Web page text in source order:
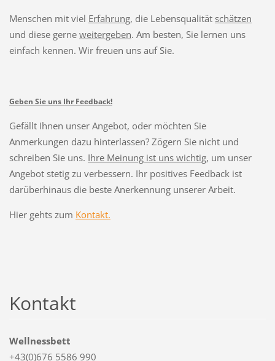
Menschen mit viel Erfahrung, die Lebensqualität schätzen
und diese gerne weitergeben. Am besten, Sie lernen uns
einfach kennen. Wir freuen uns auf Sie.
Geben Sie uns Ihr Feedback!
Gefällt Ihnen unser Angebot, oder möchten Sie
Anmerkungen dazu hinterlassen? Zögern Sie nicht und
schreiben Sie uns. Ihre Meinung ist uns wichtig, um unser
Angebot stetig zu verbessern. Ihr positives Feedback ist
darüberhinaus die beste Anerkennung unserer Arbeit.
Hier gehts zum Kontakt.
Kontakt
Wellnessbett
+43(0)676 5586 990